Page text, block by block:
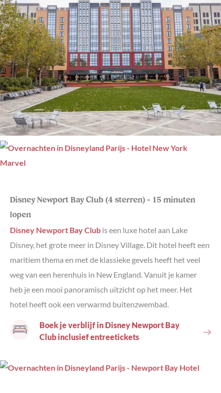
Disney Newport Bay Club (4 sterren) – 15 minuten
lopen
Disney Newport Bay Club is een luxe hotel aan Lake
Disney, het grote meer in Disney Village. Dit hotel heeft een
maritiem thema en met de klassieke gevels heeft het veel
weg van een herenhuis in New England. Vanuit je kamer
heb je een mooi panoramisch uitzicht op het meer. Het
hotel heeft ook een verwarmd buitenzwembad.
Boek je verblijf in Disney Newport Bay
Club inclusief entreetickets